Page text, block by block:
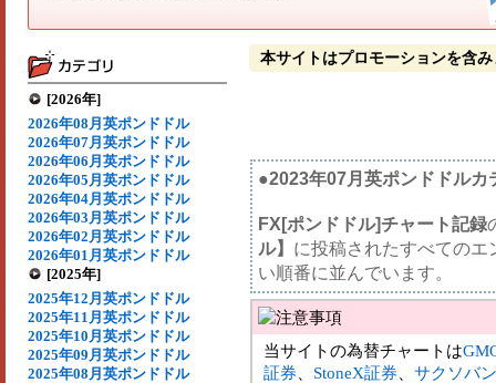
[2026年]
2026年08月英ポンドドル
2026年07月英ポンドドル
2026年06月英ポンドドル
2026年05月英ポンドドル
2026年04月英ポンドドル
2026年03月英ポンドドル
2026年02月英ポンドドル
2026年01月英ポンドドル
[2025年]
2025年12月英ポンドドル
2025年11月英ポンドドル
2025年10月英ポンドドル
2025年09月英ポンドドル
2025年08月英ポンドドル
本サイトはプロモーションを含み
●2023年07月英ポンドドルカ
FX[ポンドドル]チャート記録
ル】 に投稿されたすべての
い順番に並んでいます。
当サイトの為替チャートは
証券
StoneX証券
サクソバ